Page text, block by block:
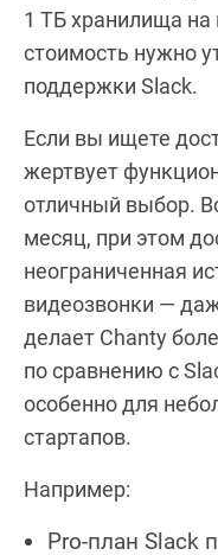
1 ТБ хранилища на
стоимость нужно
поддержки Slack.
Если вы ищете
жертвует
отличный выбор.
месяц, при этом
неограниченная
видеозвонки —
делает Chanty
по сравнению с
особенно для
стартапов.
Например:
Pro-план Slack